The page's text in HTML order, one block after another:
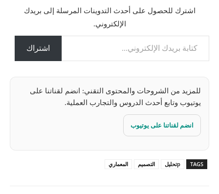
ي
ل
اشترك للحصول على أحدث التدوينات المرسلة إلى بريدك
الإلكتروني.
كتابة بريدك الإلكتروني...
اشتراك
للمزيد من الشروحات والمحتوى التقني: انضم لقناتنا على
يوتيوب وتابع أحدث الدروس والتجارب العملية.
انضم لقناتنا على يوتيوب
TAGS pتحليل التصميم المعماري